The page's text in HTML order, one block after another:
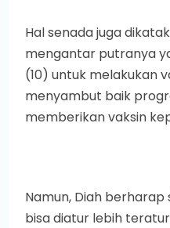
Hal senada juga
mengantar putranya
(10) untuk melakukan
menyambut baik
memberikan vaksin
Namun, Diah
bisa diatur lebih